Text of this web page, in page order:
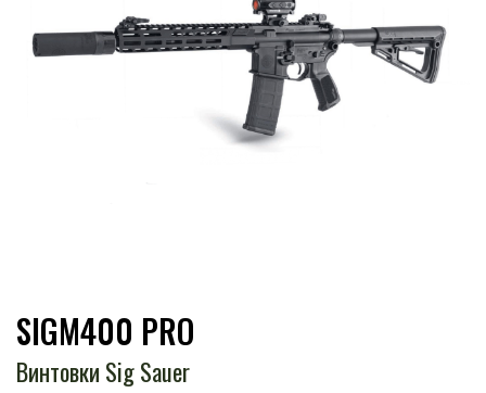
SIGM400 PRO
Винтовки Sig Sauer